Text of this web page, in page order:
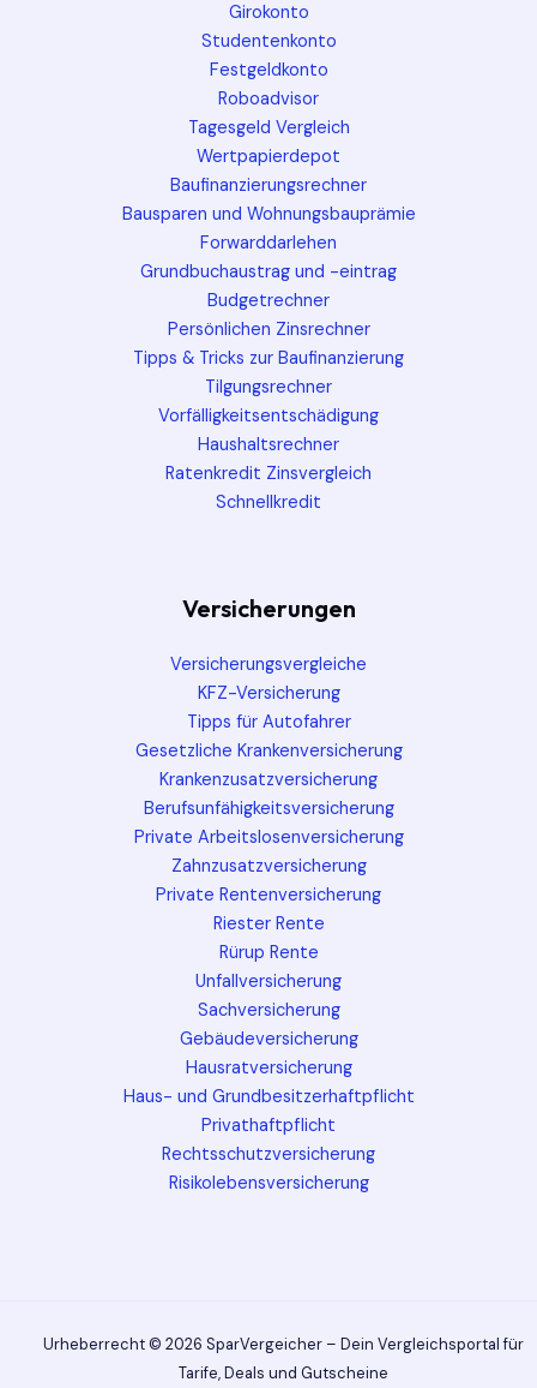
Girokonto
Studentenkonto
Festgeldkonto
Roboadvisor
Tagesgeld Vergleich
Wertpapierdepot
Baufinanzierungsrechner
Bausparen und Wohnungsbauprämie
Forwarddarlehen
Grundbuchaustrag und -eintrag
Budgetrechner
Persönlichen Zinsrechner
Tipps & Tricks zur Baufinanzierung
Tilgungsrechner
Vorfälligkeitsentschädigung
Haushaltsrechner
Ratenkredit Zinsvergleich
Schnellkredit
Versicherungen
Versicherungsvergleiche
KFZ-Versicherung
Tipps für Autofahrer
Gesetzliche Krankenversicherung
Krankenzusatzversicherung
Berufsunfähigkeitsversicherung
Private Arbeitslosenversicherung
Zahnzusatzversicherung
Private Rentenversicherung
Riester Rente
Rürup Rente
Unfallversicherung
Sachversicherung
Gebäudeversicherung
Hausratversicherung
Haus- und Grundbesitzerhaftpflicht
Privathaftpflicht
Rechtsschutzversicherung
Risikolebensversicherung
Urheberrecht © 2026 SparVergeicher – Dein Vergleichsportal für
Tarife, Deals und Gutscheine